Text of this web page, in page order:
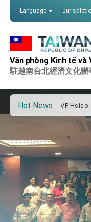
Language |
Văn phòng Kinh tế và
駐越南台北經濟文化辦
Hot News
Important
Affairs
Taiwan
for state
VP Hsiao
President
President
President
Taiwan-
Dialogue
FM Lin
TIBE